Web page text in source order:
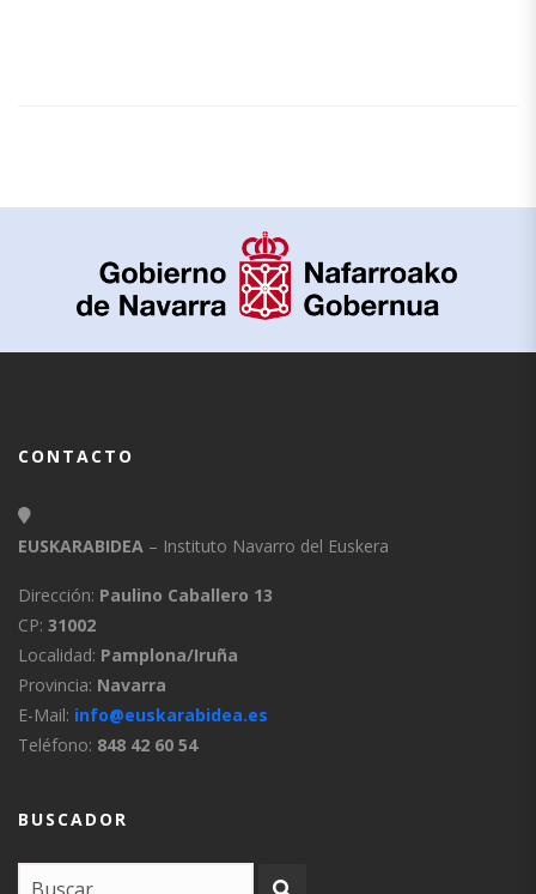
CONTACTO
EUSKARABIDEA – Instituto Navarro del Euskera
Dirección: Paulino Caballero 13
CP: 31002
Localidad: Pamplona/Iruña
Provincia: Navarra
E-Mail: info@euskarabidea.es
Teléfono: 848 42 60 54
BUSCADOR